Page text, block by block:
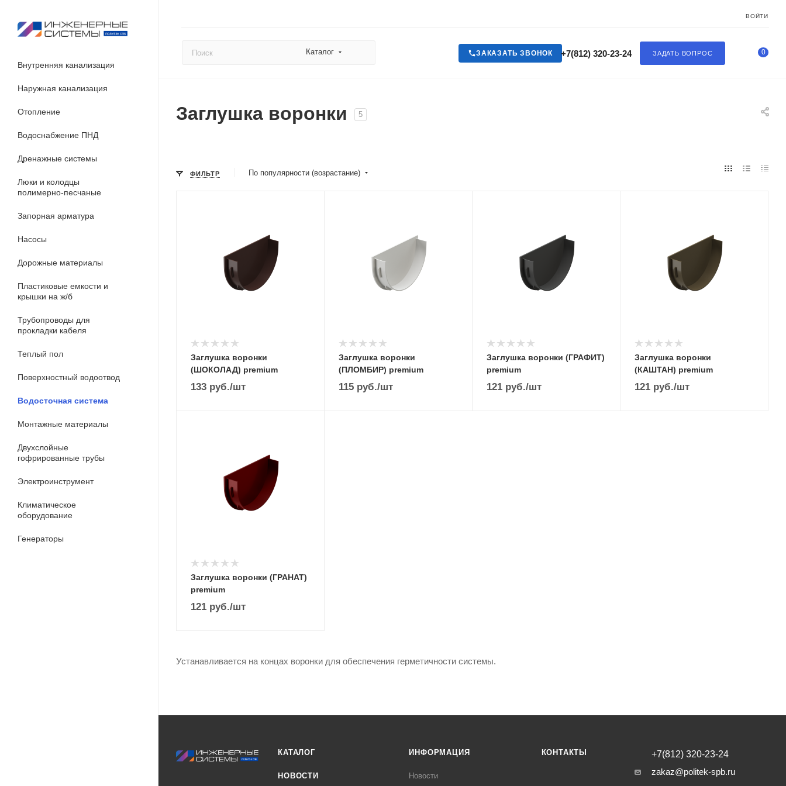
ВОЙТИ
Каталог ЗАДАТЬ ВОПРОС
+7(812) 320-23-24
ЗАКАЗАТЬ ЗВОНОК 0
Внутренняя канализация
Наружная канализация
Отопление
Водоснабжение ПНД
Дренажные системы
Люки и колодцы
полимерно-песчаные
Запорная арматура
Насосы
Дорожные материалы
Пластиковые емкости и
крышки на ж/б
Трубопроводы для
прокладки кабеля
Теплый пол
Поверхностный водоотвод
Водосточная система
Монтажные материалы
Двухслойные
гофрированные трубы
Электроинструмент
Климатическое
оборудование
Генераторы
Заглушка воронки 5
ФИЛЬТР По популярности (возрастание)
Заглушка воронки
(ШОКОЛАД) premium
133 руб./шт
Заглушка воронки
(ПЛОМБИР) premium
115 руб./шт
Заглушка воронки (ГРАФИТ)
premium
121 руб./шт
Заглушка воронки
(КАШТАН) premium
121 руб./шт
Заглушка воронки (ГРАНАТ)
premium
121 руб./шт
Устанавливается на концах воронки для обеспечения герметичности системы.
КАТАЛОГ
НОВОСТИ
ИНФОРМАЦИЯ
Новости
КОНТАКТЫ
+7(812) 320-23-24
zakaz@politek-spb.ru